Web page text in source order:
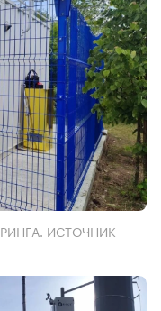
ИСТОЧНИК